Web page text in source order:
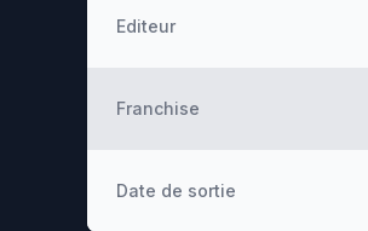
Editeur
Franchise
Date de sortie